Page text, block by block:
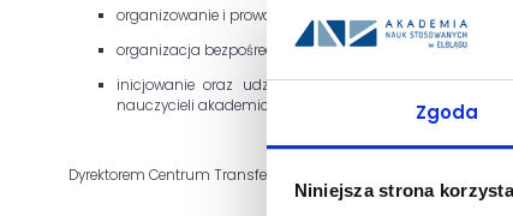
Zgoda
Niniejsza strona
organizowanie i prowadzenie badań i usług
organizacja bezpośredniej współpracy Uczelni z
inicjowanie oraz udział w opracowywaniu
nauczycieli akademickich i inżynierów, dotyczących,
Dyrektorem Centrum Transferu Technologii jest